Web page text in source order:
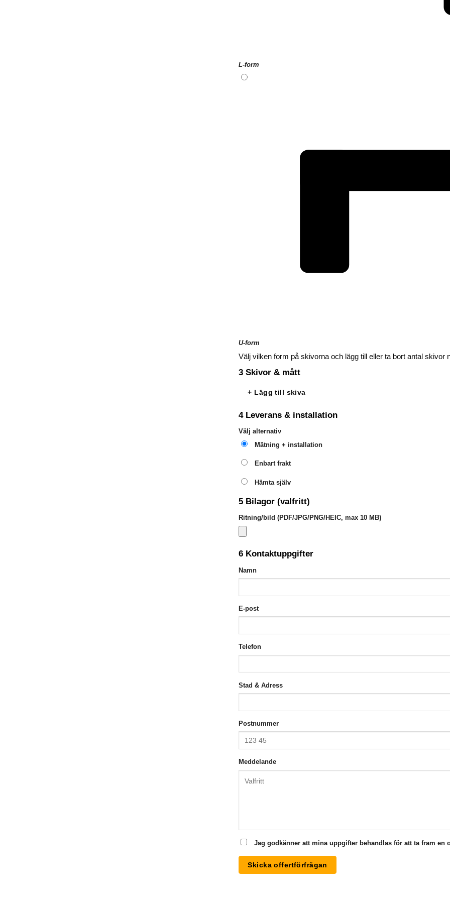
L-form
U-form
Välj vilken form på skivorna och lägg till eller ta bort antal skivor
3 Skivor & mått
+ Lägg till skiva
4Leverans & installation
Välj alternativ
Mätning + installation
Enbart frakt
Hämta själv
5 Bilagor (valfritt)
Ritning/bild (PDF/JPG/PNG/HEIC, max 10 MB)
6 Kontaktuppgifter
Namn
E-post
Telefon
Stad & Adress
Postnummer
Meddelande
Jag godkänner att mina uppgifter behandlas för att ta fram en
Skicka offertförfrågan